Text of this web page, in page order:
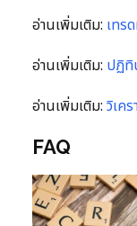
อ่านเพิ่มเติม: เทร
อ่านเพิ่มเติม: ปฏิทิ
อ่านเพิ่มเติม: วิเค
FAQ